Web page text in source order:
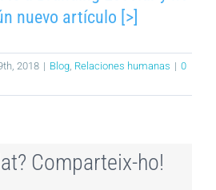
nuevo artículo [>]
2018 | Blog Relaciones humanas | 0
Comparteix-ho!